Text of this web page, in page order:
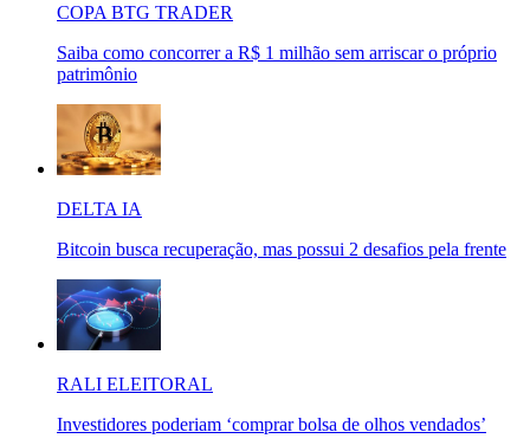
COPA BTG TRADER
Saiba como concorrer a R$ 1 milhão sem arriscar o próprio
patrimônio
DELTA IA
Bitcoin busca recuperação, mas possui 2 desafios pela frente
RALI ELEITORAL
Investidores poderiam ‘comprar bolsa de olhos vendados’